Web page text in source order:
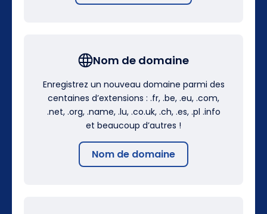
Nom de domaine
Enregistrez un nouveau domaine parmi des
centaines d’extensions : .fr, .be, .eu, .com,
.net, .org, .name, .lu, .co.uk, .ch, .es, .pl .info
et beaucoup d’autres !
Nom de domaine